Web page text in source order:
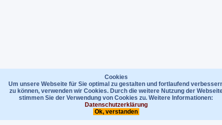
Cookies
Um unsere Webseite für Sie optimal zu gestalten und fortlaufend
zu können, verwenden wir Cookies. Durch die weitere Nutzung der
stimmen Sie der Verwendung von Cookies zu. Weitere Informationen:
Datenschutzerklärung
Ok, verstanden